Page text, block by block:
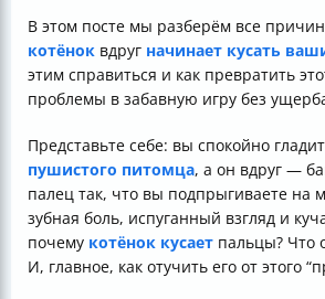
В этом посте мы разберём все
котёнок вдруг начинает кусать
этим справиться и как превратить
проблемы в забавную игру без
Представьте себе: вы спокойно
пушистого питомца, а он вдруг —
палец так, что вы подпрыгиваете на
зубная боль, испуганный взгляд и
почему котёнок кусает пальцы? Что
И, главное, как отучить его от этого